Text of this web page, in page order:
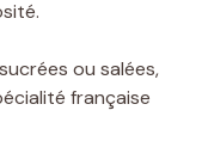
ou salées,
française